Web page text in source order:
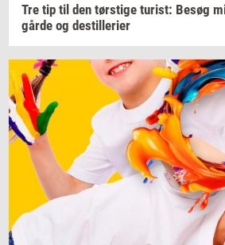
Tre tip til den tørsti­ge turist: Besøg
går­de og destil­le­ri­er